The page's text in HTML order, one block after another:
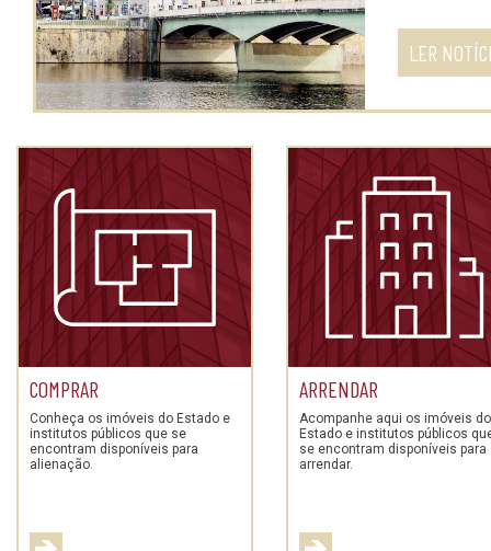
LER
COMPRAR
Conheça os imóveis do Estado e
institutos públicos que se
encontram disponíveis para
alienação.
ARRENDAR
Acompanhe aqui os imóveis do
Estado e institutos públicos
se encontram disponíveis para
arrendar.